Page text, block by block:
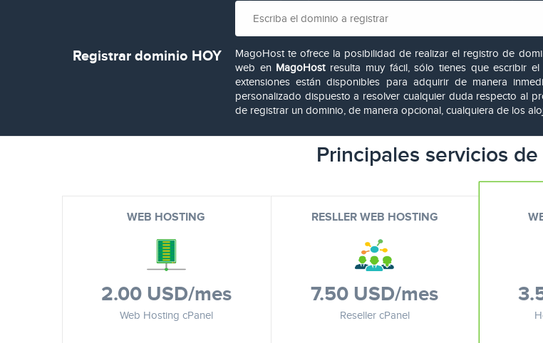
Registrar dominio HOY
MagoHost te ofrece la posibilidad de realizar el registro de
web en MagoHostresulta muy fácil, sólo tienes que escribir
extensiones están disponibles para adquirir de manera
personalizado dispuesto a resolver cualquier duda respecto al
de registrar un dominio, de manera opcional, cualquiera de los
Principales servicios de
WEB HOSTING
2.00 USD/mes
Web Hosting cPanel
RESLLER WEB HOSTING
7.50 USD/mes
Reseller cPanel